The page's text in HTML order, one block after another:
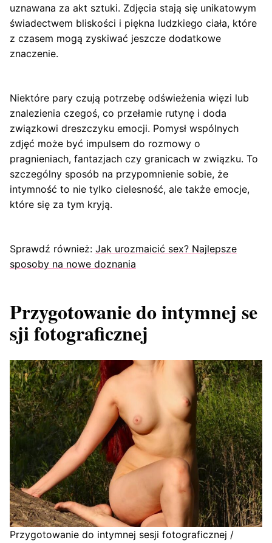
uznawana za akt sztuki. Zdjęcia stają się unikatowym
świadectwem bliskości i piękna ludzkiego ciała, które
z czasem mogą zyskiwać jeszcze dodatkowe
znaczenie.
Niektóre pary czują potrzebę odświeżenia więzi lub
znalezienia czegoś, co przełamie rutynę i doda
związkowi dreszczyku emocji. Pomysł wspólnych
zdjęć może być impulsem do rozmowy o
pragnieniach, fantazjach czy granicach w związku. To
szczególny sposób na przypomnienie sobie, że
intymność to nie tylko cielesność, ale także emocje,
które się za tym kryją.
Sprawdź również: Jak urozmaicić sex? Najlepsze
sposoby na nowe doznania
Przygotowanie do intymnej se
sji fotograficznej
Przygotowanie do intymnej sesji fotograficznej /